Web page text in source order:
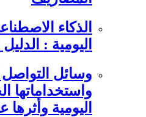
اليومية :
وسائل التواصل
واستخداماتها
اليومية